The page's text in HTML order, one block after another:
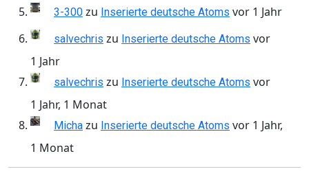
3-300 zu Inserierte deutsche Atoms vor 1 Jahr
salvechris zu Inserierte deutsche Atoms vor
1 Jahr
salvechris zu Inserierte deutsche Atoms vor
1 Jahr, 1 Monat
Micha zu Inserierte deutsche Atoms vor 1 Jahr,
1 Monat